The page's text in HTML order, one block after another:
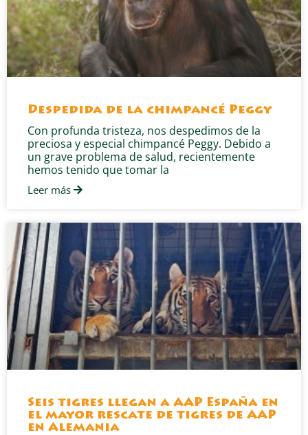
Despedida de la chimpancé Peggy
Con profunda tristeza, nos despedimos de la
preciosa y especial chimpancé Peggy. Debido a
un grave problema de salud, recientemente
hemos tenido que tomar la
Leer más
Seis tigres llegan a AAP España en
el mayor rescate de tigres de AAP
en Alemania